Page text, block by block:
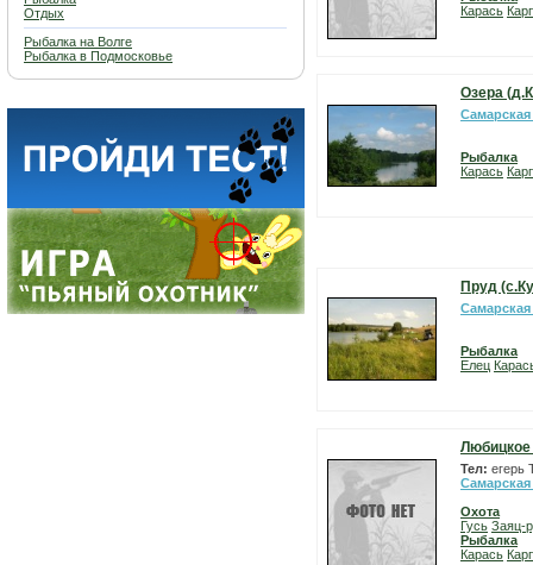
Отдых
Рыбалка на Волге
Рыбалка в Подмосковье
Карась
Озера
Самарская
Рыбалка
Карась
Пруд
Самарская
Рыбалка
Елец
Любицкое
Тел: егерь
Самарская
Охота
Гусь Заяц-
Рыбалка
Карась